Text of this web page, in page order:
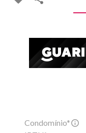
Condomínio*